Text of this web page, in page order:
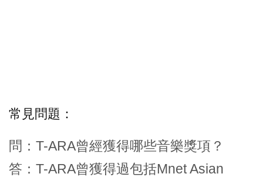
常見問題：
問：T-ARA曾經獲得哪些音樂獎項？
答：T-ARA曾獲得過包括Mnet Asian